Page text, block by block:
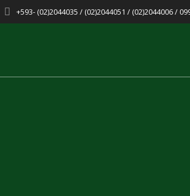
+593- (02)2044035 / (02)2044051 / (02)2044006 /